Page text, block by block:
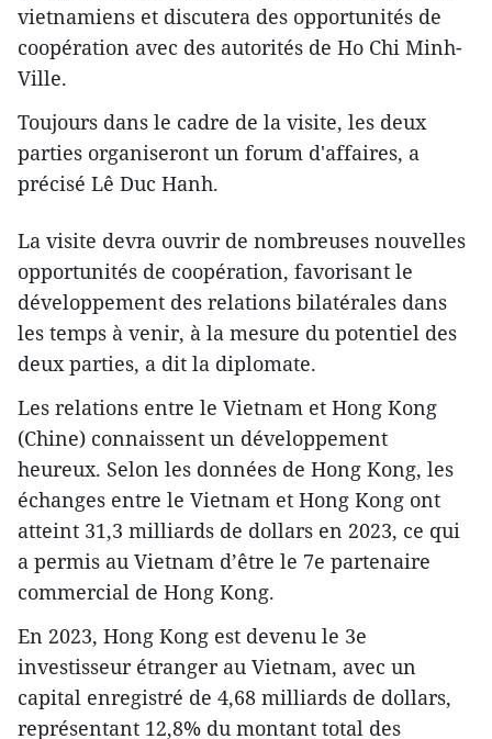
vietnamiens et discutera des opportunités de
coopération avec des autorités de Ho Chi Minh-
Ville.
Toujours dans le cadre de la visite, les deux
parties organiseront un forum d'affaires, a
précisé Lê Duc Hanh.
La visite devra ouvrir de nombreuses nouvelles
opportunités de coopération, favorisant le
développement des relations bilatérales dans
les temps à venir, à la mesure du potentiel des
deux parties, a dit la diplomate.
Les relations entre le Vietnam et Hong Kong
(Chine) connaissent un développement
heureux. Selon les données de Hong Kong, les
échanges entre le Vietnam et Hong Kong ont
atteint 31,3 milliards de dollars en 2023, ce qui
a permis au Vietnam d’être le 7e partenaire
commercial de Hong Kong.
En 2023, Hong Kong est devenu le 3e
investisseur étranger au Vietnam, avec un
capital enregistré de 4,68 milliards de dollars,
représentant 12,8% du montant total des